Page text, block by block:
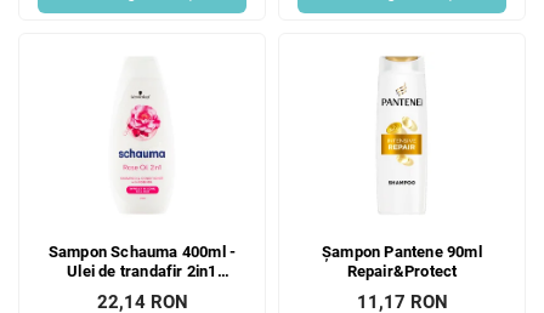
Sampon Schauma 400ml -
Ulei de trandafir 2in1
(Seiden-Kamm)
22,14 RON
Șampon Pantene 90ml
Repair&Protect
11,17 RON